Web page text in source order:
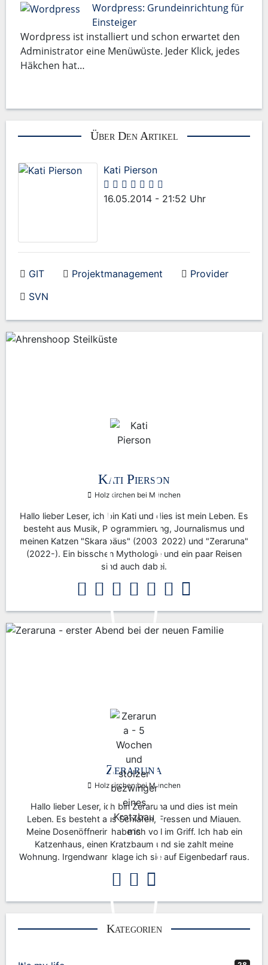
Wordpress: Grundeinrichtung für
Einsteiger
Wordpress ist installiert und schon erwartet den
Administrator eine Menüwüste. Jeder Klick, jedes
Häkchen hat…
Über Den Artikel
Kati Pierson
16.05.2014 - 21:52 Uhr
GIT Projektmanagement
Provider
SVN
Kati Pierson
Holzkirchen bei München
Hallo lieber Leser, ich bin Kati und dies ist mein Leben. Es
besteht aus Musik, Programmierung, Journalismus und
meinen Katzen "Skarabäus" (2003-2022) und "Zeraruna"
(2022-). Ein bisschen Mythologie und ein paar Reisen
sind auch dabei.
Zeraruna
Holzkirchen bei München
Hallo lieber Leser, ich bin Zeraruna und dies ist mein
Leben. Es besteht aus Schlafen, Fressen und Miauen.
Meine Dosenöffnerin habe ich voll im Griff. Ich hab ein
Katzenhaus, einen Kratzbaum und sie zahlt meine
Wohnung. Irgendwann klage ich sie auf Eigenbedarf raus.
Kategorien